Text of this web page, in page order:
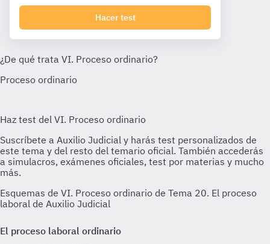
Hacer test
Esquemas de VI. Proceso ordinario de Tema 20. El proceso
laboral de Auxilio Judicial
El proceso laboral ordinario